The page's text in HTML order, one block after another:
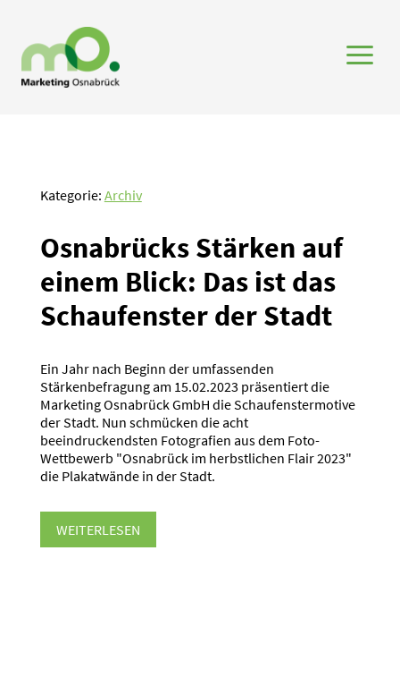
a
Kategorie: Archiv
Osnabrücks Stärken auf
einem Blick: Das ist das
Schau­fenster der Stadt
Ein Jahr nach Beginn der umfassenden
Stärkenbefragung am 15.02.2023 präsentiert die
Marketing Osnabrück GmbH die Schaufenstermotive
der Stadt. Nun schmücken die acht
beeindruckendsten Fotografien aus dem Foto-
Wettbewerb "Osnabrück im herbstlichen Flair 2023"
die Plakatwände in der Stadt.
WEITERLESEN